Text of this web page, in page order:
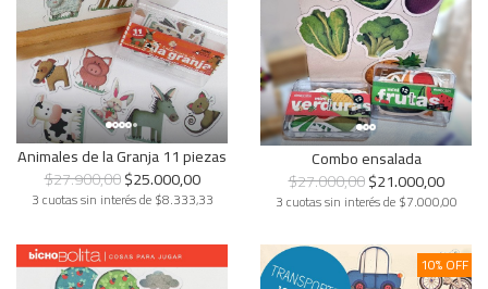
Animales de la Granja 11 piezas
$27.900,00$25.000,00
3 cuotas sin interés de $8.333,33
Combo ensalada
$27.000,00$21.000,00
3 cuotas sin interés de $7.000,00
10% OFF